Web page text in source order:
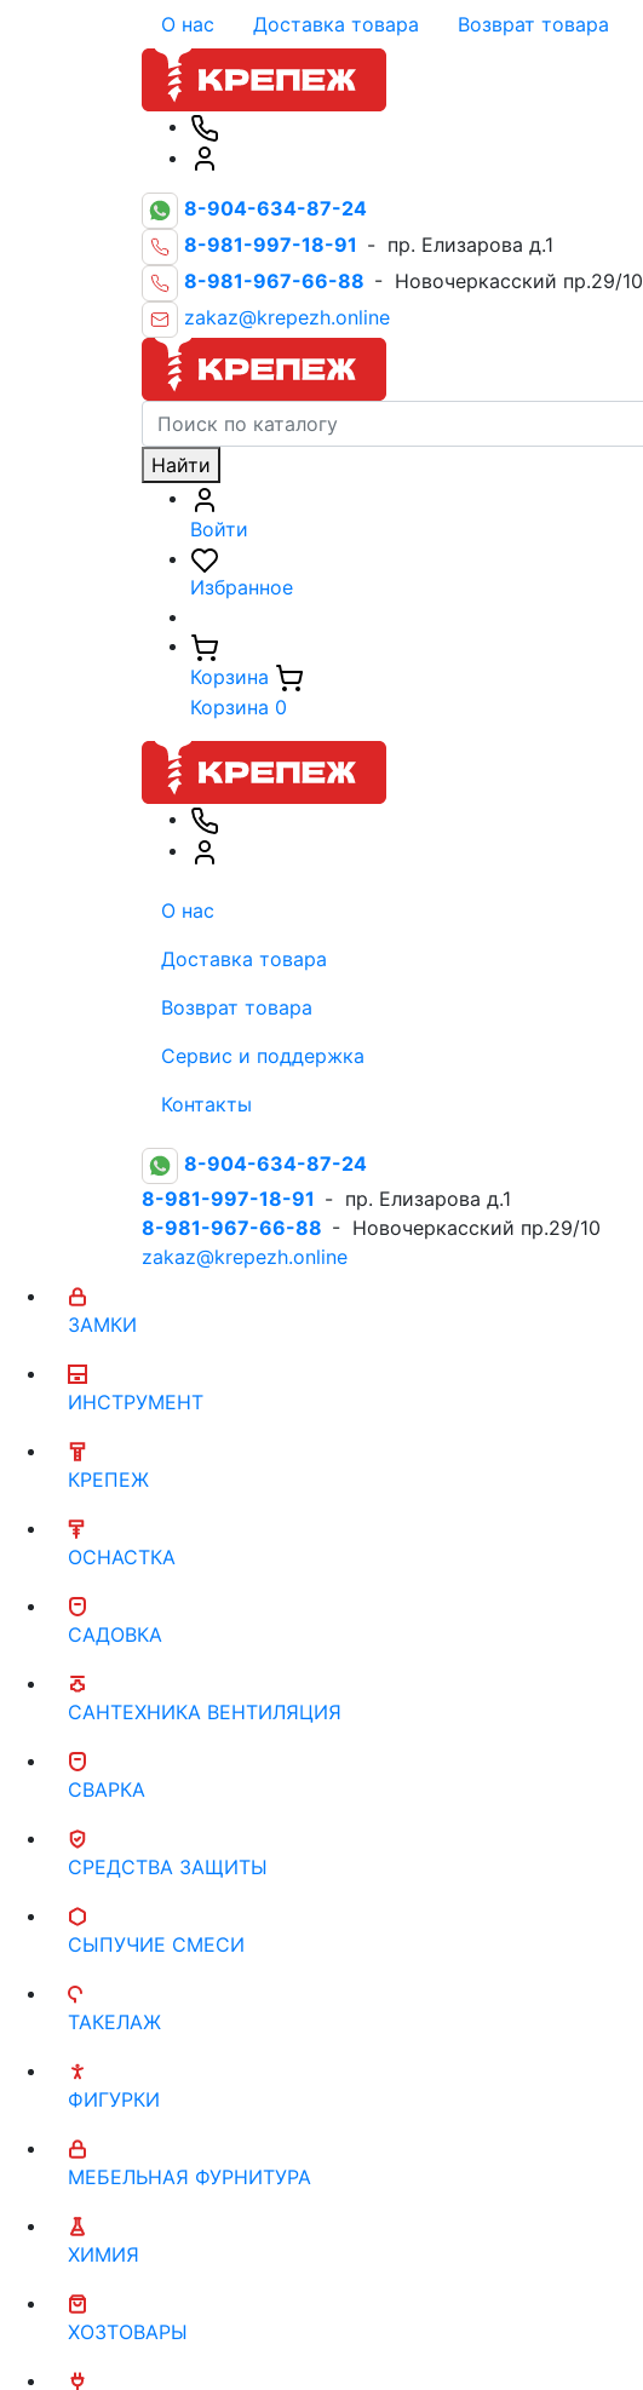
О нас Доставка товара Возврат товара
8-904-634-87-24
8-981-997-18-91 - пр. Елизарова д.1
8-981-967-66-88 - Новочеркасский пр.29/10
zakaz@krepezh.online
Найти
Войти
Избранное
Корзина
Корзина 0
О нас
Доставка товара
Возврат товара
Сервис и поддержка
Контакты
8-904-634-87-24
8-981-997-18-91 - пр. Елизарова д.1
8-981-967-66-88 - Новочеркасский пр.29/10
zakaz@krepezh.online
ЗАМКИ
ИНСТРУМЕНТ
КРЕПЕЖ
ОСНАСТКА
САДОВКА
САНТЕХНИКА ВЕНТИЛЯЦИЯ
СВАРКА
СРЕДСТВА ЗАЩИТЫ
СЫПУЧИЕ СМЕСИ
ТАКЕЛАЖ
ФИГУРКИ
МЕБЕЛЬНАЯ ФУРНИТУРА
ХИМИЯ
ХОЗТОВАРЫ